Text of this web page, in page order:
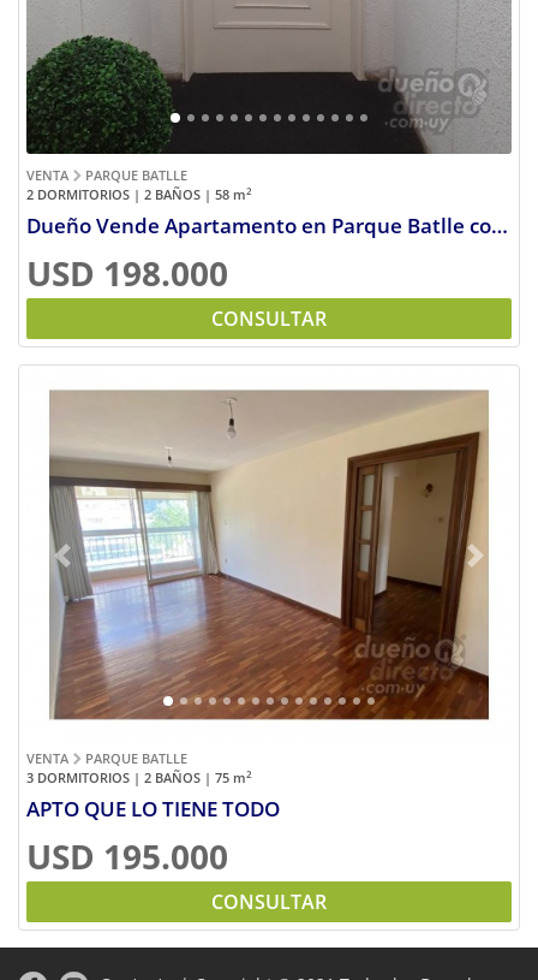
VENTA
PARQUE BATLLE
2 DORMITORIOS | 2 BAÑOS | 58 m2
Dueño Vende Apartamento en Parque Batlle con garage
USD 198.000
CONSULTAR
Previous Next
VENTA
PARQUE BATLLE
3 DORMITORIOS | 2 BAÑOS | 75 m2
APTO QUE LO TIENE TODO
USD 195.000
CONSULTAR